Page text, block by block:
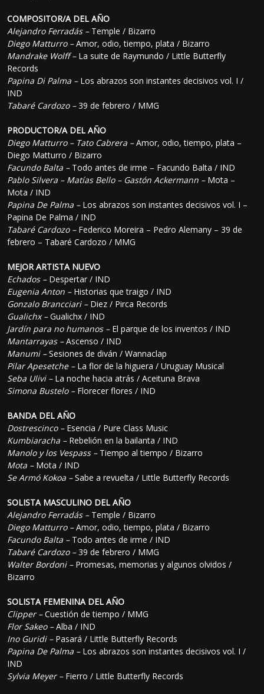
COMPOSITOR/A DEL AÑO
Alejandro Ferradás –Temple / Bizarro
Diego Matturro –Amor, odio, tiempo, plata / Bizarro
Mandrake Wolff –La suite de Raymundo / Little Butterfly
Records
Papina Di Palma –Los abrazos son instantes decisivos vol. I /
IND
Tabaré Cardozo –39 de febrero / MMG
PRODUCTOR/A DEL AÑO
Diego Matturro – Tato Cabrera –Amor, odio, tiempo, plata –
Diego Matturro / Bizarro
Facundo Balta –Todo antes de irme – Facundo Balta / IND
Pablo Silvera – Matías Bello – Gastón Ackermann –Mota –
Mota / IND
Papina De Palma –Los abrazos son instantes decisivos vol. I –
Papina De Palma / IND
Tabaré Cardozo –Federico Moreira – Pedro Alemany – 39 de
febrero – Tabaré Cardozo / MMG
MEJOR ARTISTA NUEVO
Echados –Despertar / IND
Eugenia Anton –Historias que traigo / IND
Gonzalo Brancciari –Diez / Pirca Records
Gualichx –Gualichx / IND
Jardín para no humanos –El parque de los inventos / IND
Mantarrayas –Ascenso / IND
Manumi –Sesiones de diván / Wannaclap
Pilar Apesetche –La flor de la higuera / Uruguay Musical
Seba Ulivi –La noche hacia atrás / Aceituna Brava
Simona Bustelo –Florecer flores / IND
BANDA DEL AÑO
Dostrescinco –Esencia / Pure Class Music
Kumbiaracha –Rebelión en la bailanta / IND
Manolo y los Vespass –Tiempo al tiempo / Bizarro
Mota –Mota / IND
Se Armó Kokoa –Sabe a revuelta / Little Butterfly Records
SOLISTA MASCULINO DEL AÑO
Alejandro Ferradás –Temple / Bizarro
Diego Matturro –Amor, odio, tiempo, plata / Bizarro
Facundo Balta –Todo antes de irme / IND
Tabaré Cardozo –39 de febrero / MMG
Walter Bordoni –Promesas, memorias y algunos olvidos /
Bizarro
SOLISTA FEMENINA DEL AÑO
Clipper –Cuestión de tiempo / MMG
Flor Sakeo –Alba / IND
Ino Guridi –Pasará / Little Butterfly Records
Papina De Palma –Los abrazos son instantes decisivos vol. I /
IND
Sylvia Meyer –Fierro / Little Butterfly Records